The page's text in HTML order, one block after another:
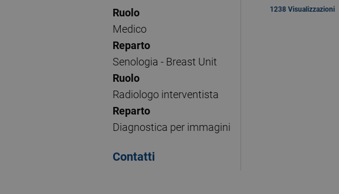
Ruolo
Medico
Reparto
Senologia - Breast Unit
Ruolo
Radiologo interventista
Reparto
Diagnostica per immagini
Contatti
1238 Visualizzazioni